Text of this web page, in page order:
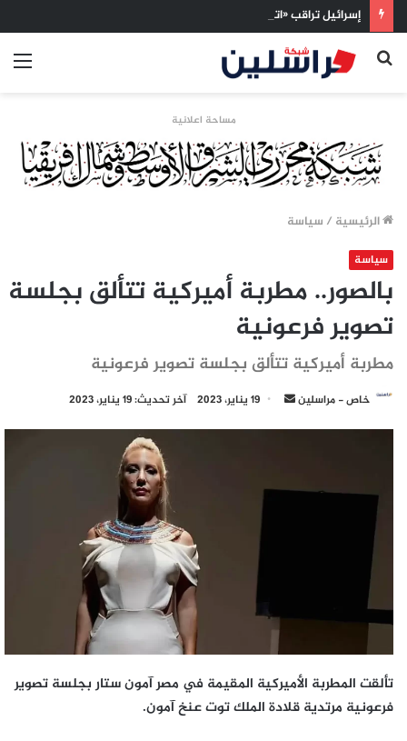
بحث
مساحة اعلانية
الرئيسية / سياسة
سياسة
بالصور.. مطربة أميركية تتألق بجلسة
تصوير فرعونية
مطربة أميركية تتألق بجلسة تصوير فرعونية
خاص - مراسلين
أرسل 19 يناير، 2023 آخر تحديث: 19 يناير، 2023
تألقت المطربة الأميركية المقيمة في مصر آمون ستار بجلسة تصوير
فرعونية مرتدية قلادة الملك توت عنخ آمون.